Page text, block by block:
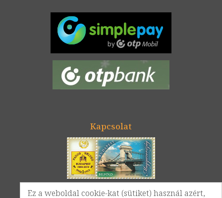
Kapcsolat
Google térkép
Ez a weboldal cookie-kat (sütiket) használ azért,